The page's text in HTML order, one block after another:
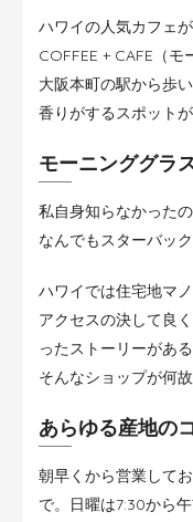
ハワイの人気カフェ
COFFEE + CAFE（モ
大阪本町の駅から歩
香りがするスポット
モーニンググラ
私自身知らなかった
なんでもスターバッ
ハワイでは住宅地マ
アクセスの決して良
ったストーリーがあ
そんなショップが何
あらゆる産地の
朝早くから営業して
で。日曜は7:30から